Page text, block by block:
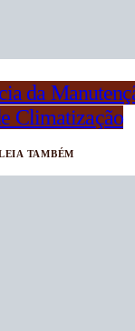
da
Climatização
TAMBÉM